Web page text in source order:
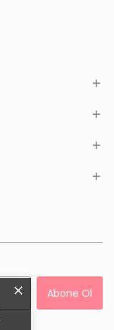
Abone Ol